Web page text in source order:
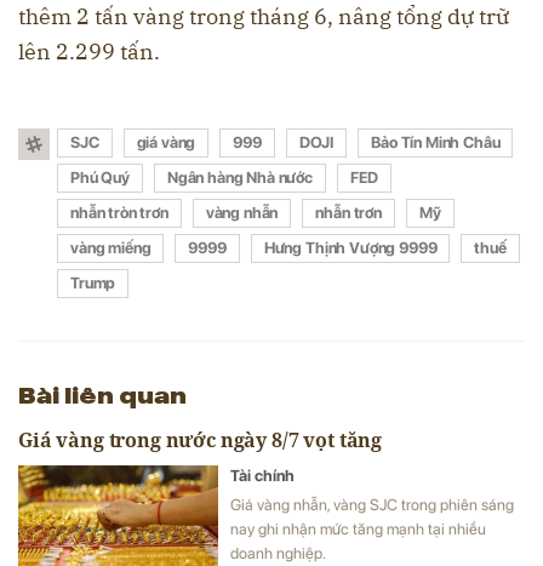
thêm 2 tấn vàng trong tháng 6, nâng tổng dự trữ
lên 2.299 tấn.
SJC giá vàng 999 DOJI
Bảo Tín Minh Châu
Phú Quý
Ngân hàng Nhà nước
FED
nhẫn tròn trơn
vàng nhẫn nhẫn trơn
Mỹ
vàng miếng
9999 Hưng Thịnh Vượng 9999
thuế
Trump
Bài liên quan
Giá vàng trong nước ngày 8/7 vọt tăng
Tài chính
Giá vàng nhẫn, vàng SJC trong phiên sáng
nay ghi nhận mức tăng mạnh tại nhiều
doanh nghiệp.